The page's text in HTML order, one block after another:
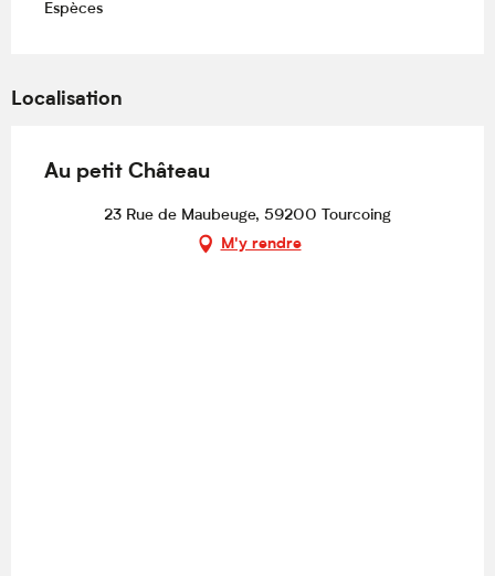
Espèces
Localisation
Au petit Château
23 Rue de Maubeuge, 59200 Tourcoing
M'y rendre